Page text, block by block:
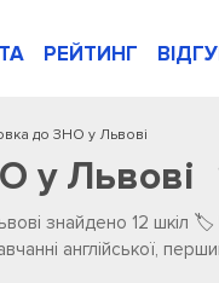
РЕЙТИНГ
до ЗНО у Львові
у Львові
️знайдено ️12 ️шкіл 🏷️
англійської,